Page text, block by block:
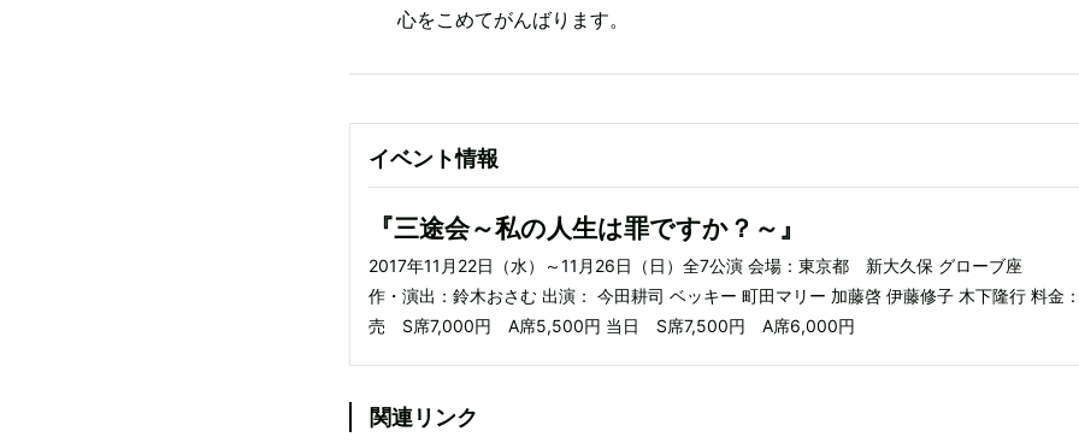
心をこめてがんばります。
イベント情報
『三途会～私の人生は罪ですか？～』
2017年11月22日（水）～11月26日（日）全7公演 会場：東京都 新大久保 グローブ座
作・演出：鈴木おさむ 出演： 今田耕司 ベッキー 町田マリー 加藤啓 伊藤修子 木下隆行 料金
売 S席7,000円 A席5,500円 当日 S席7,500円 A席6,000円
関連リンク